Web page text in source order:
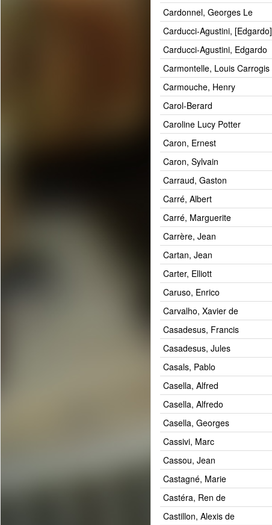
Cardonnel, Georges Le
Carducci-Agustini, [Edgardo]
Carducci-Agustini, Edgardo
Carmontelle, Louis Carrogis
Carmouche, Henry
Carol-Berard
Caroline Lucy Potter
Caron, Ernest
Caron, Sylvain
Carraud, Gaston
Carré, Albert
Carré, Marguerite
Carrère, Jean
Cartan, Jean
Carter, Elliott
Caruso, Enrico
Carvalho, Xavier de
Casadesus, Francis
Casadesus, Jules
Casals, Pablo
Casella, Alfred
Casella, Alfredo
Casella, Georges
Cassivi, Marc
Cassou, Jean
Castagné, Marie
Castéra, Ren de
Castillon, Alexis de